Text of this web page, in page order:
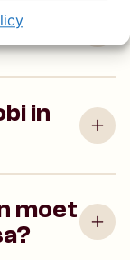
in
in
moet